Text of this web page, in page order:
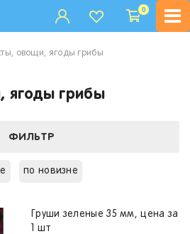
0
овощи, ягоды грибы
ягоды грибы
ФИЛЬТР
по новизне
Груши зеленые 35 мм, цена за
1 шт